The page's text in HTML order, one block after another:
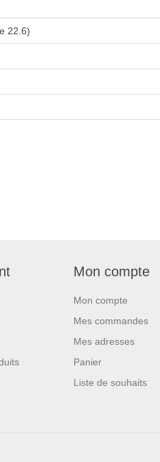
22.6)
Mon compte
Mon compte
Mes commandes
Mes adresses
Panier
Liste de souhaits